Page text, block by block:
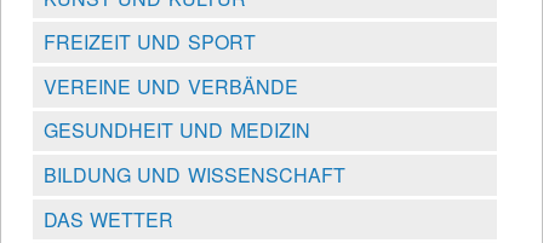
FREIZEIT UND SPORT
VEREINE UND VERBÄNDE
GESUNDHEIT UND MEDIZIN
BILDUNG UND WISSENSCHAFT
DAS WETTER